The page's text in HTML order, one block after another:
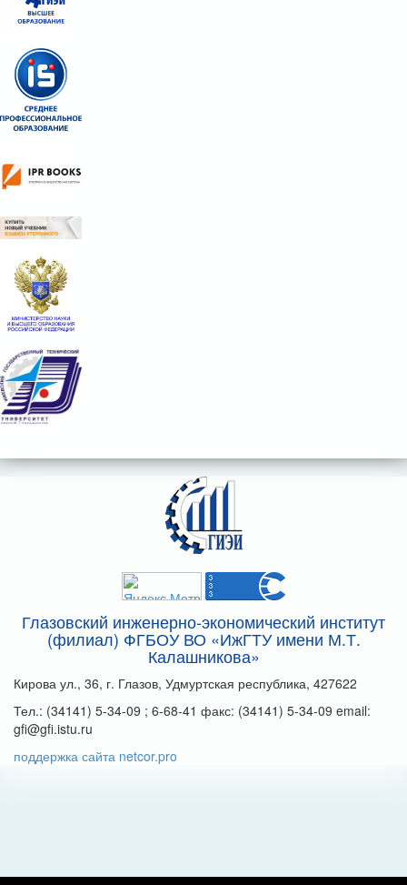
Глазовский инженерно-экономический институт
(филиал) ФГБОУ ВО «ИжГТУ имени М.Т.
Калашникова»
Кирова ул., 36, г. Глазов, Удмуртская республика, 427622
Тел.: (34141) 5-34-09 ; 6-68-41 факс: (34141) 5-34-09 email:
gfi@gfi.istu.ru
поддержка сайта netcor.pro